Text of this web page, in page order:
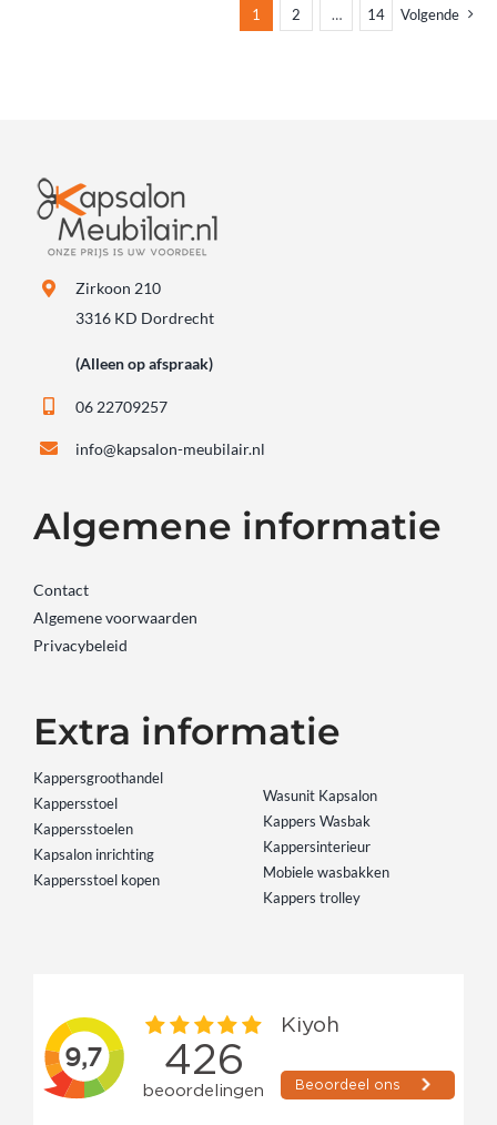
1 2 … 14 Volgende
Zirkoon 210
3316 KD Dordrecht
(Alleen op afspraak)
06 22709257
info@kapsalon-meubilair.nl
Algemene informatie
Contact
Algemene voorwaarden
Privacybeleid
Extra informatie
Kappersgroothandel
Kappersstoel
Kappersstoelen
Kapsalon inrichting
Kappersstoel kopen
Wasunit Kapsalon
Kappers Wasbak
Kappersinterieur
Mobiele wasbakken
Kappers trolley